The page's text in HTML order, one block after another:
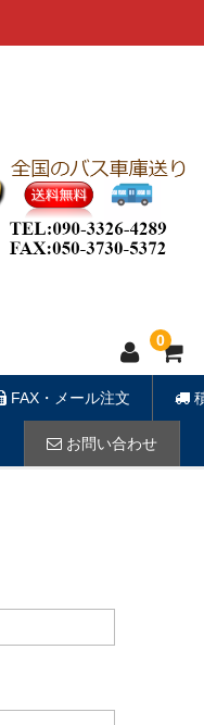
0
FAX・メール注文
お問い合わせ